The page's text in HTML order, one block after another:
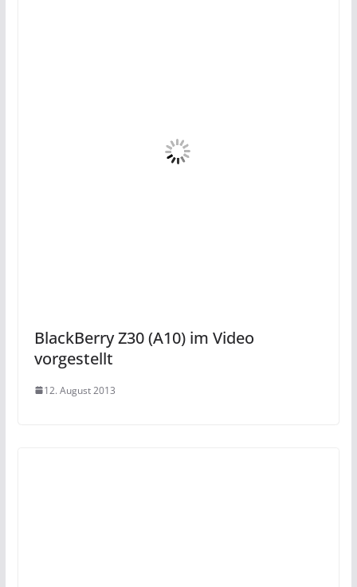
BlackBerry Z30 (A10) im Video
vorgestellt
12. August 2013